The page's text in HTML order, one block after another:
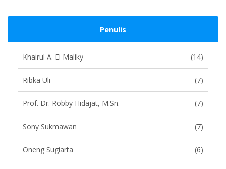
Penulis
Khairul A. El Maliky (14)
Ribka Uli (7)
Prof. Dr. Robby Hidajat, M.Sn. (7)
Sony Sukmawan (7)
Oneng Sugiarta (6)